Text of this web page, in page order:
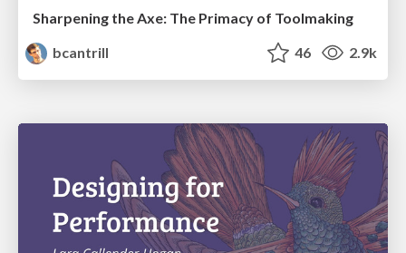
Sharpening the Axe: The Primacy of Toolmaking
bcantrill
46 2.9k